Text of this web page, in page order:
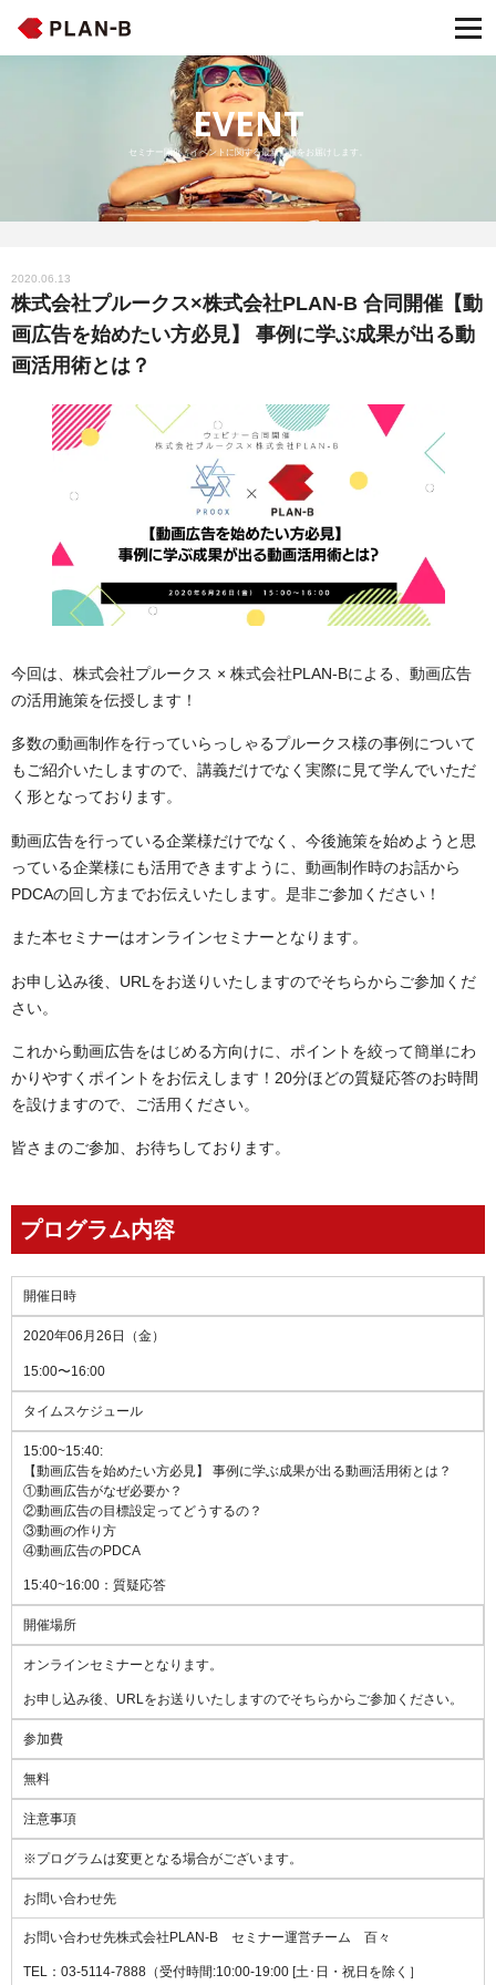
EVENT
セミナー開催・イベントに関する最新情報をお届けします。
2020.06.13
株式会社プルークス×株式会社PLAN-B 合同開催【動
画広告を始めたい方必見】 事例に学ぶ成果が出る動
画活用術とは？
今回は、株式会社プルークス × 株式会社PLAN-Bによる、動画広告
の活用施策を伝授します！
多数の動画制作を行っていらっしゃるプルークス様の事例について
もご紹介いたしますので、講義だけでなく実際に見て学んでいただ
く形となっております。
動画広告を行っている企業様だけでなく、今後施策を始めようと思
っている企業様にも活用できますように、動画制作時のお話から
PDCAの回し方までお伝えいたします。是非ご参加ください！
また本セミナーはオンラインセミナーとなります。
お申し込み後、URLをお送りいたしますのでそちらからご参加くだ
さい。
これから動画広告をはじめる方向けに、ポイントを絞って簡単にわ
かりやすくポイントをお伝えします！20分ほどの質疑応答のお時間
を設けますので、ご活用ください。
皆さまのご参加、お待ちしております。
プログラム内容
開催日時
2020年06月26日（金）
15:00〜16:00
タイムスケジュール
15:00~15:40:
【動画広告を始めたい方必見】 事例に学ぶ成果が出る動画活用術とは？
①動画広告がなぜ必要か？
②動画広告の目標設定ってどうするの？
③動画の作り方
④動画広告のPDCA
15:40~16:00：質疑応答
開催場所
オンラインセミナーとなります。
お申し込み後、URLをお送りいたしますのでそちらからご参加ください。
参加費
無料
注意事項
※プログラムは変更となる場合がございます。
お問い合わせ先
お問い合わせ先株式会社PLAN-B セミナー運営チーム 百々
TEL：03-5114-7888（受付時間:10:00-19:00 [土･日・祝日を除く］